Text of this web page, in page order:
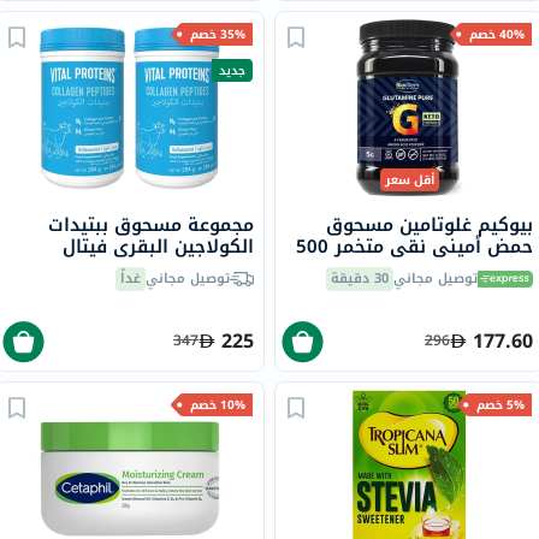
40% خصم
أقل سعر
بيوكيم غلوتامين مسحوق
حمض أميني نقي متخمر 500
جرام توصيل مجاني30 دقيقة
177.60
296
35% خصم
جديد
مجموعة مسحوق ببتيدات
الكولاجين البقري فيتال
بروتينز - 2 × 284 جرام
توصيل مجانيغداً
225
347
5% خصم 10% خصم